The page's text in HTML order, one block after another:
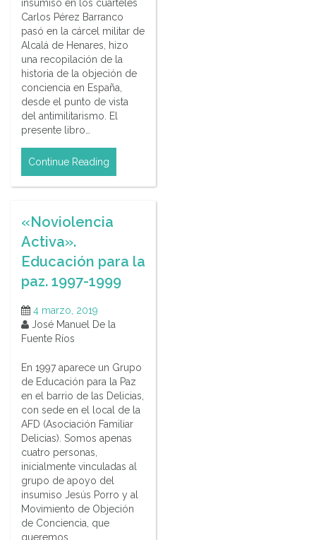
insumiso en los cuarteles
Carlos Pérez Barranco
pasó en la cárcel militar de
Alcalá de Henares, hizo
una recopilación de la
historia de la objeción de
conciencia en España,
desde el punto de vista
del antimilitarismo. El
presente libro…
Continue Reading
«Noviolencia
Activa».
Educación para la
paz. 1997-1999
4 marzo, 2019
José Manuel De la
Fuente Ríos
En 1997 aparece un Grupo
de Educación para la Paz
en el barrio de las Delicias,
con sede en el local de la
AFD (Asociación Familiar
Delicias). Somos apenas
cuatro personas,
inicialmente vinculadas al
grupo de apoyo del
insumiso Jesús Porro y al
Movimiento de Objeción
de Conciencia, que
queremos…